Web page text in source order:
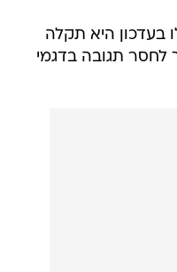
בעדכון היא תקלה
תגובה בדגמי